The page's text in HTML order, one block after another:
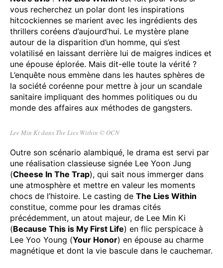
vous recherchez un polar dont les inspirations
hitcockiennes se marient avec les ingrédients des
thrillers coréens d’aujourd’hui. Le mystère plane
autour de la disparition d’un homme, qui s’est
volatilisé en laissant derrière lui de maigres indices et
une épouse éplorée. Mais dit-elle toute la vérité ?
L’enquête nous emmène dans les hautes sphères de
la société coréenne pour mettre à jour un scandale
sanitaire impliquant des hommes politiques ou du
monde des affaires aux méthodes de gangsters.
Lee Min Ki dans The Lies Within © OCN
Outre son scénario alambiqué, le drama est servi par
une réalisation classieuse signée Lee Yoon Jung
(Cheese In The Trap), qui sait nous immerger dans
une atmosphère et mettre en valeur les moments
chocs de l’histoire. Le casting de The Lies Within
constitue, comme pour les dramas cités
précédemment, un atout majeur, de Lee Min Ki
(Because This is My First Life) en flic perspicace à
Lee Yoo Young (Your Honor) en épouse au charme
magnétique et dont la vie bascule dans le cauchemar.